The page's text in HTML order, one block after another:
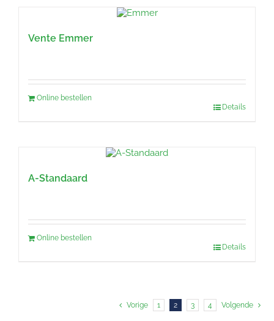
Vente Emmer
Online bestellen
Details
A-Standaard
Online bestellen
Details
Vorige 1 2 3 4 Volgende